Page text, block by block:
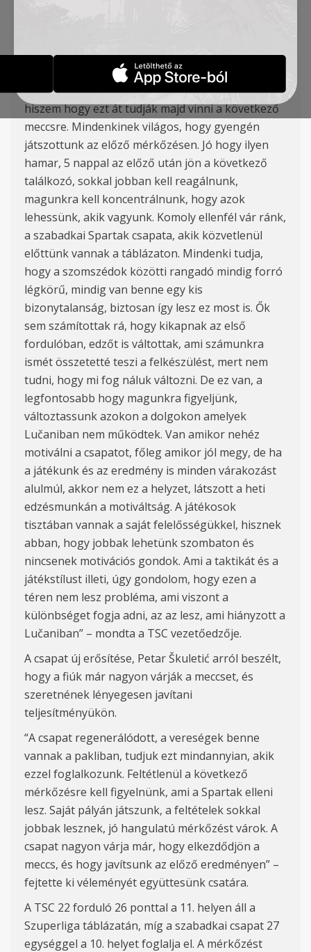
“Minden meccs egy lecke számunkra,viszont
reakciókat tapasztaltam a fiúknál az edzéseken,
hiszem hogy eztát tudják majdvinnia következő
meccsre. Mindenkinekvilágos, hogy gyengén
játszottunk az előző mérkőzésen. Jó hogy ilyen
hamar, 5 nappal az előző után jön a következő
találkozó, sokkal jobban kell reagálnunk,
magunkra kell koncentrálnunk, hogy azok
lehessünk, akikvagyunk. Komoly ellenfél vár ránk,
a szabadkai Spartak csapata, akik közvetlenül
előttünk vannak a táblázaton. Mindenki tudja,
hogy a szomszédok közötti rangadó mindig forró
légkörű, mindig van benne egy kis
bizonytalanság, biztosan így lesz ez most is. Ők
sem számítottak rá, hogy kikapnak az első
fordulóban, edzőt is váltottak, ami számunkra
ismétösszetetté teszi a felkészülést, mert nem
tudni, hogy mi fog náluk változni. De ez van, a
legfontosabb hogy magunkra figyeljünk,
változtassunk azokon a dolgokon amelyek
Lučaniban nem működtek. Van amikor nehéz
motiválni a csapatot, főlegamikor jól megy, de ha
a játékunk és az eredmény is minden várakozást
alulmúl, akkor nem ez a helyzet, látszott a heti
edzésmunkán a motiváltság. A játékosok
tisztában vannak a saját felelősségükkel, hisznek
abban, hogy jobbak lehetünkszombaton és
nincsenek motivációs gondok. Ami a taktikát és a
játékstílust illeti, úgy gondolom, hogy ezen a
téren nem lesz probléma, ami viszont a
különbséget fogja adni, az az lesz, ami hiányzott a
Lučaniban” – mondta a TSC vezetőedzője.
A csapat új erősítése, Petar Škuletić arról beszélt,
hogy a fiúk már nagyon várják a meccset, és
szeretnének lényegesen javítani
teljesítményükön.
“A csapat regenerálódott, a vereségek benne
vannak a pakliban, tudjuk ezt mindannyian, akik
ezzel foglalkozunk. Feltétlenül a következő
mérkőzésre kell figyelnünk, ami a Spartak elleni
lesz. Saját pályán játszunk, a feltételek sokkal
jobbak lesznek, jó hangulatú mérkőzést várok. A
csapat nagyon várja már, hogy elkezdődjön a
meccs, és hogy javítsunk az előző eredményen” –
fejtette ki véleményét együttesünk csatára.
A TSC 22 forduló 26 ponttal a 11. helyen áll a
Szuperliga táblázatán, míg a szabadkai csapat 27
egységgel a 10. helyet foglalja el. A mérkőzést